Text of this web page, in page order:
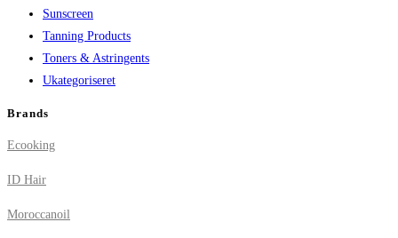
Sunscreen
Tanning Products
Toners & Astringents
Ukategoriseret
Brands
Ecooking
ID Hair
Moroccanoil